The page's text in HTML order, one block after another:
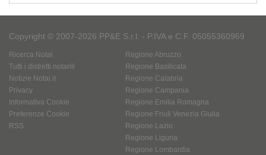
Copyright © 2007-2026 PP&E S.r.l. - P.IVA e C.F. 05055360969
Ricerca Notai
Tutti i distretti notarili
Notizie Notai.it
Privacy
Informativa Cookie
Preferenze Cookie
RSS
Regione Abruzzo
Regione Basilicata
Regione Calabria
Regione Campania
Regione Emilia Romagna
Regione Friuli Venezia Giulia
Regione Lazio
Regione Liguria
Regione Lombardia